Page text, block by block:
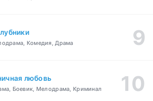
Комедия, Драма
любовь
Боевик, Мелодрама, Криминал